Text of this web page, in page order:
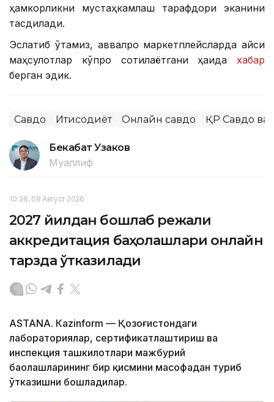
ҳамкорликни мустаҳкамлаш тарафдори эканини
тасдиқлади.
Эслатиб ўтамиз, аввалроқ маркетплейсларда қайси
маҳсулотлар кўпроқ сотилаётгани ҳақида хабар
берган эдик.
Савдо Иқтисодиёт Онлайн савдо ҚР Савдо ва
Бекабат Узаков
Муаллиф
10:36, 08 Август 2026
2027 йилдан бошлаб режали
аккредитация баҳолашлари онлайн
тарзда ўтказилади
ASTANА. Кazinform — Қозоғистондаги
лабораториялар, сертификатлаштириш ва
инспекция ташкилотлари мажбурий
баҳолашларининг бир қисмини масофадан туриб
ўтказишни бошладилар.